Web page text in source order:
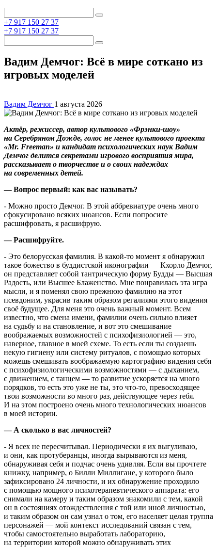
+7 917 150 27 37
+7 917 150 27 37
Вадим Демчог: Всё в мире соткано из
игровых моделей
Вадим Демчог 1 августа 2026
Актёр, режиссер, автор культового «Фрэнки-шоу»
на Серебряном Дожде, голос не менее культового проекта
«Mr. Freeman» и кандидат психологических наук Вадим
Демчог делится секретами игрового восприятия мира,
рассказывает о творчестве и о своих надеждах
на современных детей.
— Вопрос первый: как вас называть?
- Можно просто Демчог. В этой аббревиатуре очень много
сфокусировано всяких нюансов. Если попросите
расшифровать, я расшифрую.
— Расшифруйте.
- Это белорусская фамилия. В какой-то момент я обнаружил
такое божество в буддистской иконографии — Кхорло Демчог,
он представляет собой тантрическую форму Будды — Высшая
Радость, или Высшее Блаженство. Мне понравилась эта игра
мысли, и я поменял свою прежнюю фамилию на этот
псевдоним, украсив таким образом регалиями этого видения
своё будущее. Для меня это очень важный момент. Всем
известно, что смена имени, фамилии очень сильно влияет
на судьбу и на становление, и вот это смешивание
воображаемых возможностей с психофизиологией — это,
наверное, главное в моей схеме. То есть если ты создаешь
некую гигиену или систему ритуалов, с помощью которых
можешь смешивать воображаемую картографию видения себя
с психофизиологическими возможностями — с дыханием,
с движением, с танцем — то развитие ускоряется на много
порядков, то есть это уже не ты, это что-то, превосходящее
твои возможности во много раз, действующее через тебя.
И на этом построено очень много технологических нюансов
в моей истории.
— А сколько в вас личностей?
- Я всех не пересчитывал. Периодически я их выгуливаю,
и они, как протуберанцы, иногда вырываются из меня,
обнаруживая себя и подчас очень удивляя. Если вы прочтете
книжку, например, о Билли Миллигане, у которого было
зафиксировано 24 личности, и их обнаружение проходило
с помощью мощного психотерапевтического аппарата: его
снимали на камеру и таким образом знакомили с тем, какой
он в состояниях отождествления с той или иной личностью,
и таким образом он сам узнал о том, его населяет целая труппа
персонажей — мой контекст исследований связан с тем,
чтобы самостоятельно выработать лабораторию,
на территории которой можно обнаруживать этих